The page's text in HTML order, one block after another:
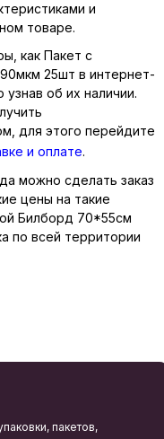
и
товаре.
как Пакет с
25шт в интернет-
об их наличии.
для этого перейдите
и оплате.
можно сделать заказ
цены на такие
Билборд 70*55см
по всей территории
пакетов,